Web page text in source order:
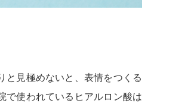
と見極めないと、表情をつくる
で使われているヒアルロン酸は